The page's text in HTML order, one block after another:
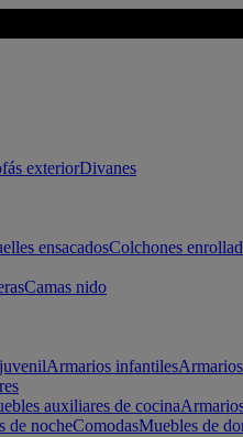
exteriorDivanes
ensacadosColchones
Camas nido
Armarios infantiles
auxiliares de cocina
de nocheComodasMuebles de